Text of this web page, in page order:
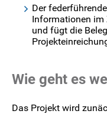
Der
Informationen im
und fügt die
Wie geht es
Das Projekt wird